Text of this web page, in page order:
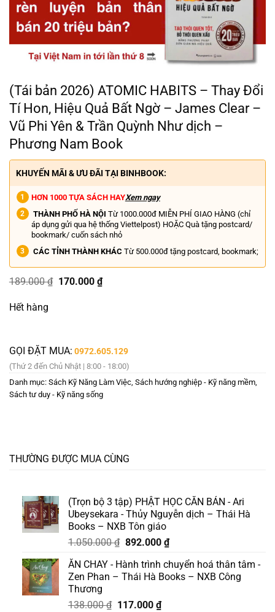
(Tái bản 2026) ATOMIC HABITS – Thay Đổi
Tí Hon, Hiệu Quả Bất Ngờ – James Clear –
Vũ Phi Yên & Trần Quỳnh Như dịch –
Phương Nam Book
KHUYẾN MÃI & ƯU ĐÃI TẠI BINHBOOK:
HƠN 1000 TỰA SÁCH HAYXem ngay
THÀNH PHỐ HÀ NỘI Từ 1000.000đ MIỄN PHÍ GIAO HÀNG (chỉ
áp dụng gửi qua hệ thống Viettelpost) HOẶC Quà tặng postcard/
bookmark/ cuốn sách nhỏ
CÁC TỈNH THÀNH KHÁC Từ 500.000đ tặng postcard, bookmark;
189.000₫ Giá
170.000 ₫Giá
Hết hàng
GỌI ĐẶT MUA: 0972.605.129
(Thứ 2 đến Chủ Nhật | 8:00 - 18:00)
Danh mục: Sách Kỹ Năng Làm Việc, Sách hướng nghiệp - Kỹ năng mềm,
Sách tư duy - Kỹ năng sống
THƯỜNG ĐƯỢC MUA CÙNG
(Trọn bộ 3 tập) PHẬT HỌC CĂN BẢN - Ari
Ubeysekara - Thủy Nguyễn dịch – Thái Hà
Books – NXB Tôn giáo
1.050.000₫ Giá
là:
1.050.000 ₫.
892.000 ₫Giá
tại
là:
ĂN CHAY - Hành trình chuyển hoá thân tâm -
Zen Phan – Thái Hà Books – NXB Công
Thương
138.000₫ Giá
117.000 ₫Giá